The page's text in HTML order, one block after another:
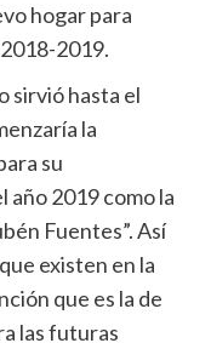
hogar para
2019.
sirvió hasta el
la
su
2019 como la
Fuentes”. Así
existen en la
que es la de
las futuras